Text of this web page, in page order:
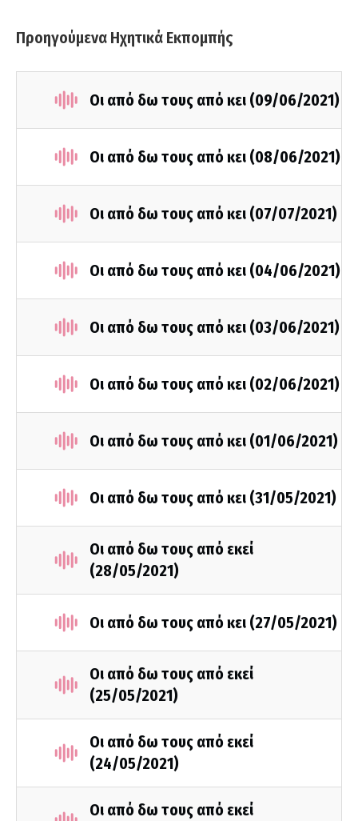
Προηγούμενα Ηχητικά Εκπομπής
Οι από δω τους από κει (09/06/2021)
Οι από δω τους από κει (08/06/2021)
Οι από δω τους από κει (07/07/2021)
Οι από δω τους από κει (04/06/2021)
Οι από δω τους από κει (03/06/2021)
Οι από δω τους από κει (02/06/2021)
Οι από δω τους από κει (01/06/2021)
Οι από δω τους από κει (31/05/2021)
Οι από δω τους από εκεί
(28/05/2021)
Οι από δω τους από κει (27/05/2021)
Οι από δω τους από εκεί
(25/05/2021)
Οι από δω τους από εκεί
(24/05/2021)
Οι από δω τους από εκεί